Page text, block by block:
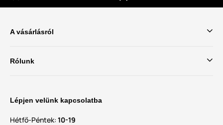
A vásárlásról
Rólunk
Lépjen velünk kapcsolatba
Hétfő-Péntek: 10-19